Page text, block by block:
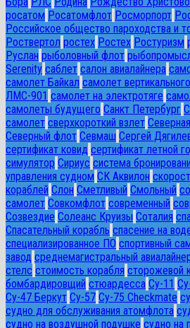
росатом Росатомфлот Росморпорт
Российское общество пароходства и
Роствертол ростех Ростех Ростуризм
Руслан рыболовный флот
Serenity саблет салон авиалайнера
самолет Байкал самолет
ЛМС-901 самолет на электротяге
самолеты будущего Санкт Петербург
самолет сверхкороткий взлет
Северный флот Севмаш Сергей
сертификат ковид сертификат летной
симулятор Сириус система
управления судном СК Аквилон
кораблей Слон Сметливый Смольный
самолет Совкомфлот современный
Созвездие Солеанс Круизы Соталия
Спасательный корабль спасение на
специализированное ПО спортивный
завод среднемагистральный
стелс стоимость корабля сторожевой
бомбардировщий стюардесса Су-11
Су-47 Беркут Су-57 Су-75 Checkmate
судно для обслуживания атомфлота
судно на воздушной подушке судно на